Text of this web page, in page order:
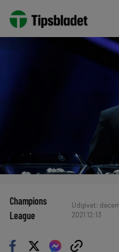
Champions
League
Udgivet:
2021 12:13